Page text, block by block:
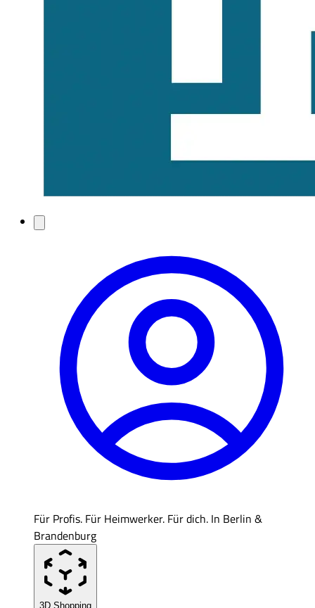
Für Profis. Für Heimwerker. Für dich. In Berlin &
Brandenburg
3D Shopping